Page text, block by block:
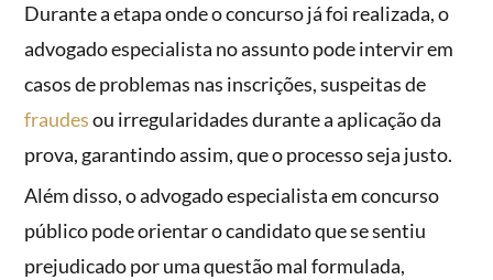
Durante a etapa onde o concurso já foi realizada, o
advogado especialista no assunto pode intervir em
casos de problemas nas inscrições, suspeitas de
fraudesou irregularidades durante a aplicação da
prova, garantindo assim, que o processo seja justo.
Além disso, o advogado especialista em concurso
público pode orientar o candidato que se sentiu
prejudicado por uma questão mal formulada,